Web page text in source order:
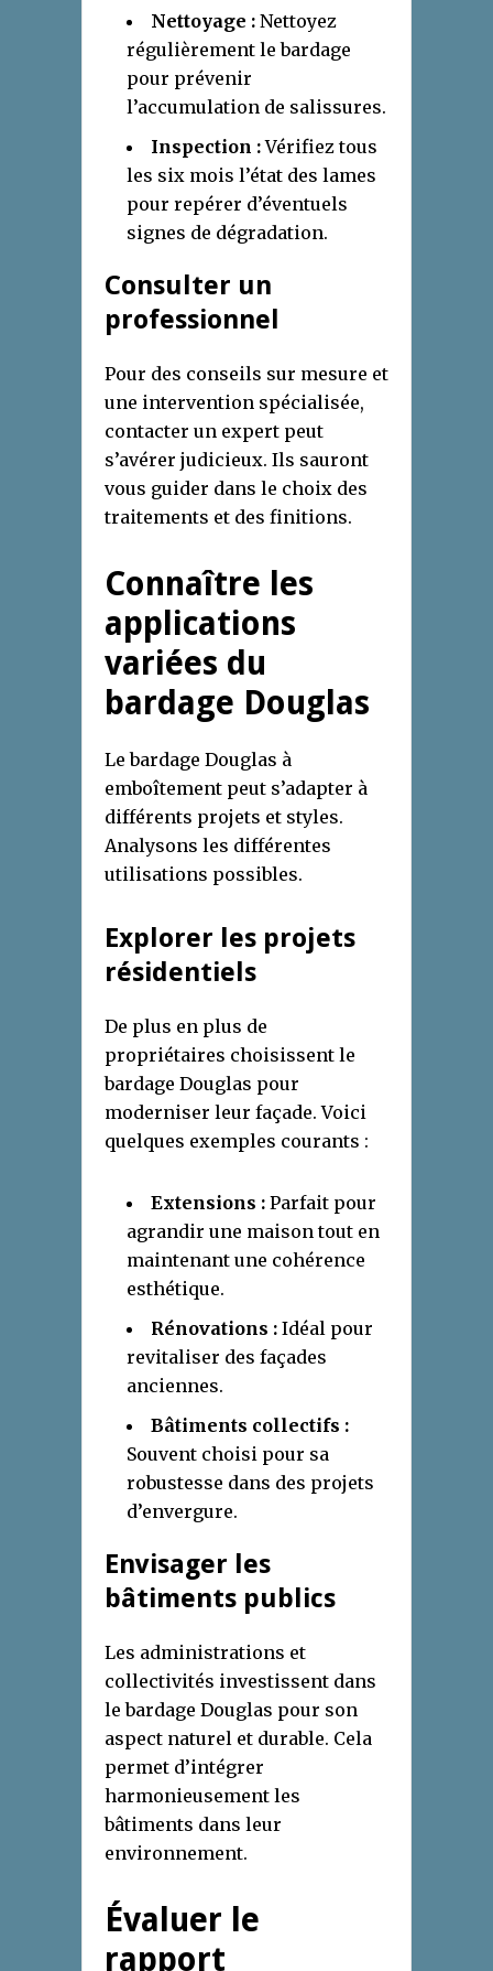
Nettoyage : Nettoyez
régulièrement le bardage
pour prévenir
l’accumulation de salissures.
Inspection :Vérifiez tous
les six mois l’état des lames
pour repérer d’éventuels
signes de dégradation.
Consulter un
professionnel
Pour des conseils sur mesure et
une intervention spécialisée,
contacter un expert peut
s’avérer judicieux. Ils sauront
vous guider dans le choix des
traitements et des finitions.
Connaître les
applications
variées du
bardage Douglas
Le bardage Douglas à
emboîtement peut s’adapter à
différents projets et styles.
Analysons les différentes
utilisations possibles.
Explorer les projets
résidentiels
De plus en plus de
propriétaires choisissent le
bardage Douglas pour
moderniser leur façade. Voici
quelques exemples courants :
Extensions : Parfait pour
agrandir une maison tout en
maintenant une cohérence
esthétique.
Rénovations : Idéal pour
revitaliser des façades
anciennes.
Bâtiments collectifs :
Souvent choisi pour sa
robustesse dans des projets
d’envergure.
Envisager les
bâtiments publics
Les administrations et
collectivités investissent dans
le bardage Douglas pour son
aspect naturel et durable. Cela
permet d’intégrer
harmonieusement les
bâtiments dans leur
environnement.
Évaluer le
rapport